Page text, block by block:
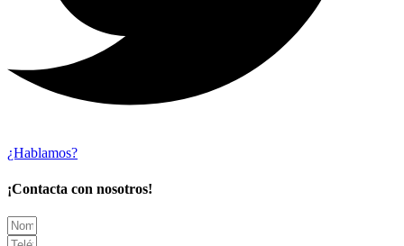
¿Hablamos?
¡Contacta con nosotros!